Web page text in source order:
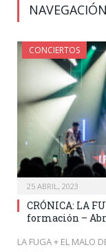
CONCIERTOS
25 ABRIL, 2023
CRÓNICA: LA
formación –
LA FUGA + EL MALO